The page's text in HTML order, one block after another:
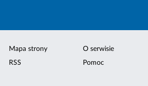
Mapa strony
RSS
O serwisie
Pomoc